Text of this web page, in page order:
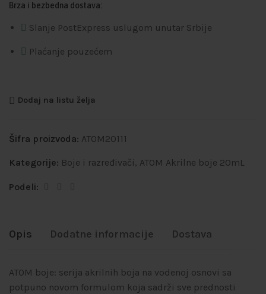
Brza i bezbedna dostava:
Slanje PostExpress uslugom unutar Srbije
Plaćanje pouzećem
Dodaj na listu želja
Šifra proizvoda: ATOM20111
Kategorije: Boje i razređivači, ATOM Akrilne boje 20mL
Podeli:
Opis Dodatne informacije Dostava
ATOM boje: serija akrilnih boja na vodenoj osnovi sa
potpuno novom formulom koja sadrži sve prednosti